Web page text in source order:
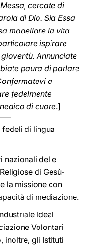
cercate di
di Dio. Sia Essa
modellare la vita
ispirare
Annunciate
paura di parlare
a
fedelmente
di cuore.]
fedeli di lingua
nazionali delle
di Gesù-
la missione con
di mediazione.
Ideal
Volontari
inoltre, gli Istituti